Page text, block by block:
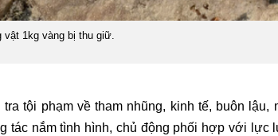
vật 1kg vàng bị thu giữ.
tội phạm về tham nhũng, kinh tế, buôn lậu,
tác nắm tình hình, chủ động phối hợp với lực